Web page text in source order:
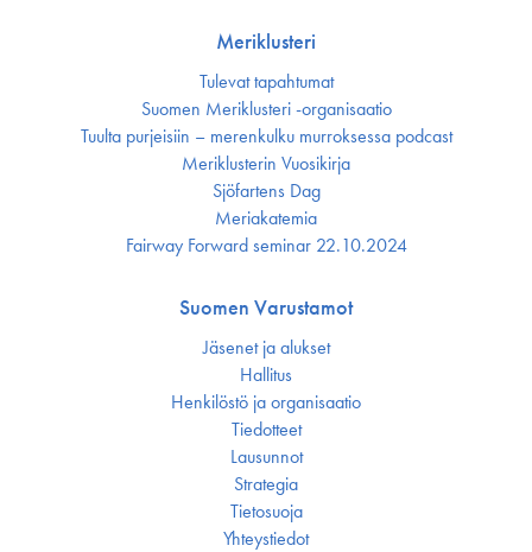
Meriklusteri
Tulevat tapahtumat
Suomen Meriklusteri -organisaatio
Tuulta purjeisiin – merenkulku murroksessa podcast
Meriklusterin Vuosikirja
Sjöfartens Dag
Meriakatemia
Fairway Forward seminar 22.10.2024
Suomen Varustamot
Jäsenet ja alukset
Hallitus
Henkilöstö ja organisaatio
Tiedotteet
Lausunnot
Strategia
Tietosuoja
Yhteystiedot